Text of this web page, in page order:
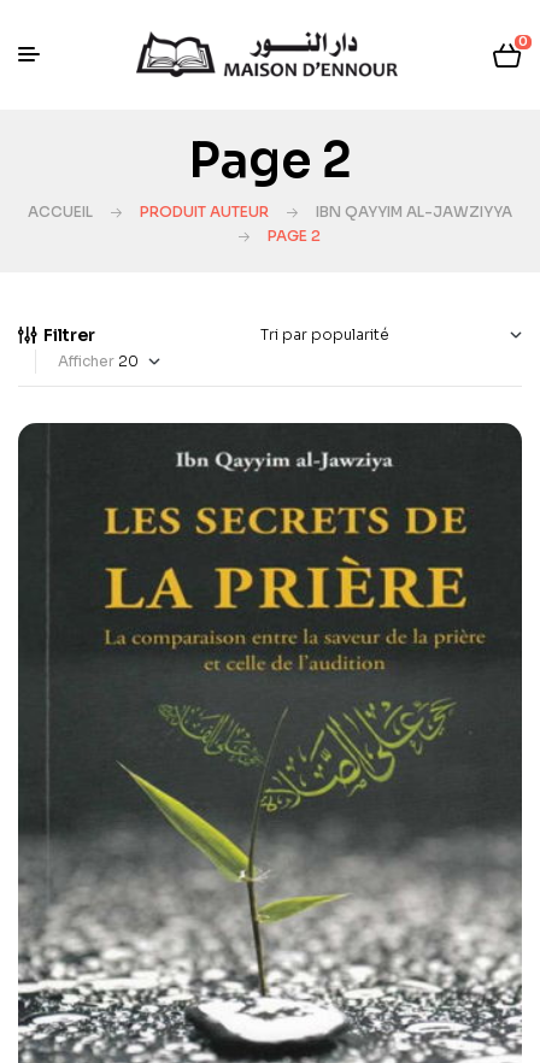
0
Page 2
ACCUEIL PRODUIT AUTEUR
IBN QAYYIM AL-JAWZIYYA
PAGE 2
Filtrer
Afficher